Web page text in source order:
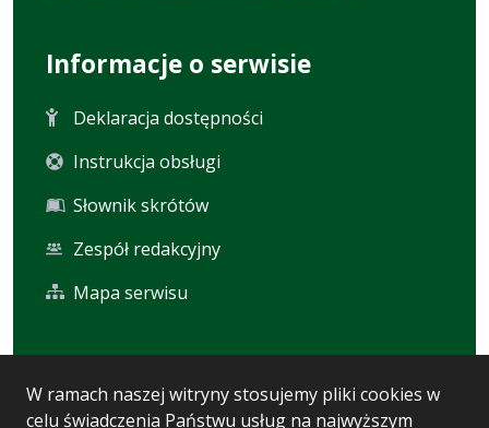
W ramach naszej witryny stosujemy pliki cookies w
celu świadczenia Państwu usług na najwyższym
Informacje o serwisie
Deklaracja dostępności
Instrukcja obsługi
Słownik skrótów
Zespół redakcyjny
Mapa serwisu
Statystyki oglądalności